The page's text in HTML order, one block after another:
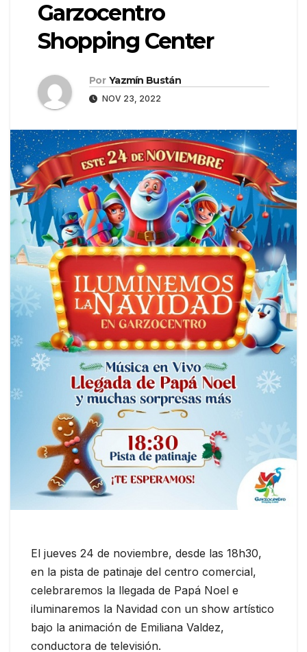
Garzocentro
Shopping Center
Por Yazmín Bustán
NOV 23, 2022
El jueves 24 de noviembre, desde las 18h30,
en la pista de patinaje del centro comercial,
celebraremos la llegada de Papá Noel e
iluminaremos la Navidad con un show artístico
bajo la animación de Emiliana Valdez,
conductora de televisión.